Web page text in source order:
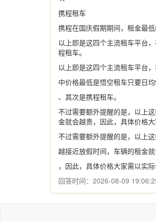
携程租车
携程在国庆假期期间，租金最
以上即是这四个主流租车平台
程租车。
以上即是这四个主流租车平台
中价格最低是悟空租车只要日
、其次是携程租车。
不过需要额外提醒的是，以上
金就会越贵，因此，具体价格大
不过需要额外提醒的是，以上
越接近放假时间，车辆的租金
，因此，具体价格大家需以实际
回答时间：2026-08-09